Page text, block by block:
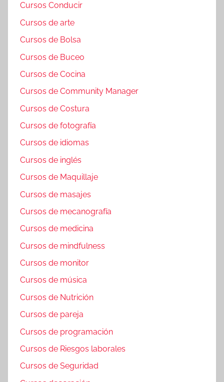
Cursos Conducir
Cursos de arte
Cursos de Bolsa
Cursos de Buceo
Cursos de Cocina
Cursos de Community Manager
Cursos de Costura
Cursos de fotografía
Cursos de idiomas
Cursos de inglés
Cursos de Maquillaje
Cursos de masajes
Cursos de mecanografía
Cursos de medicina
Cursos de mindfulness
Cursos de monitor
Cursos de música
Cursos de Nutrición
Cursos de pareja
Cursos de programación
Cursos de Riesgos laborales
Cursos de Seguridad